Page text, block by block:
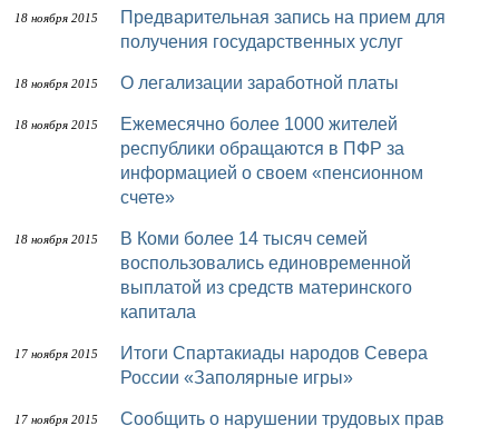
18 ноября 2015
Предварительная запись на прием для
получения государственных услуг
18 ноября 2015 О легализации заработной платы
18 ноября 2015
Ежемесячно более 1000 жителей
республики обращаются в ПФР за
информацией о своем «пенсионном
счете»
18 ноября 2015
В Коми более 14 тысяч семей
воспользовались единовременной
выплатой из средств материнского
капитала
17 ноября 2015
Итоги Спартакиады народов Севера
России «Заполярные игры»
17 ноября 2015 Сообщить о нарушении трудовых прав